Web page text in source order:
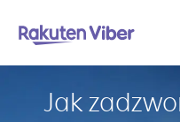
Jak